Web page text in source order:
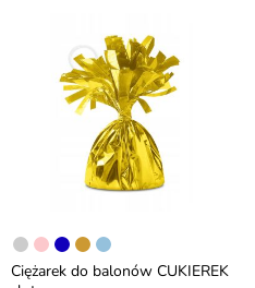
Ciężarek do balonów CUKIEREK